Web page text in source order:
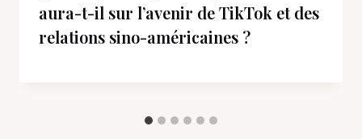
aura-t-il sur l’avenir de TikTok et des
relations sino-américaines ?